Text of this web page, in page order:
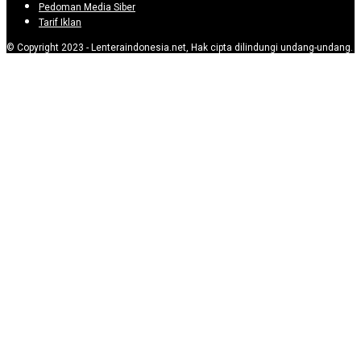
Pedoman Media Siber
Tarif Iklan
© Copyright 2023 - Lenteraindonesia.net, Hak cipta dilindungi undang-undang.